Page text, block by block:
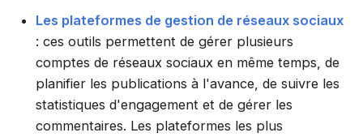
Les plateformes de gestion de réseaux sociaux
: ces outils permettent de gérer plusieurs
comptes de réseaux sociaux en même temps, de
planifier les publications à l'avance, de suivre les
statistiques d'engagement et de gérer les
commentaires. Les plateformes les plus